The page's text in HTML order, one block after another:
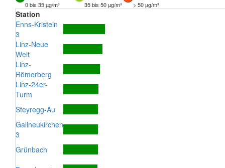
0 bis 35 µg/m³
35 bis 50 µg/m³ > 50 µg/m³
Station
Enns-Kristein
3
Linz-Neue
Welt
Linz-
Römerberg
Linz-24er-
Turm
Steyregg-Au
Gallneukirchen
3
Grünbach